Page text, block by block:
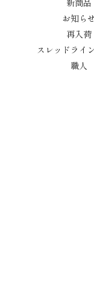
新商品
お知ら
再入荷
スレッドライ
職人